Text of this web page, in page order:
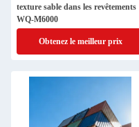
texture sable dans les revêtements
WQ-M6000
Obtenez le meilleur prix